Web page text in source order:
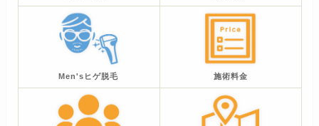
Men'sヒゲ脱毛 施術料金